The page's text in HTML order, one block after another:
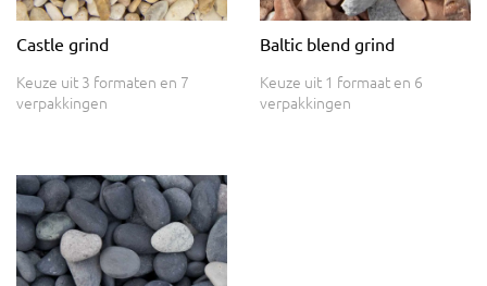
Castle grind
Keuze uit 3 formaten en 7
verpakkingen
Baltic blend grind
Keuze uit 1 formaat en 6
verpakkingen